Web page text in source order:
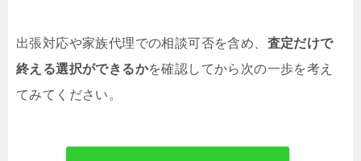
出張対応や家族代理での相談可否を含め、 査定だけで
終える選択ができるかを確認してから次の一歩を考え
てみてください。